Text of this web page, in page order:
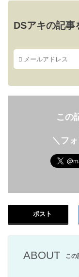
DSアキの記事
この
＼フ
ポスト
ABOUT この